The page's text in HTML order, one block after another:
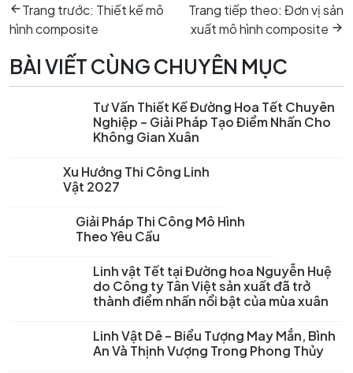
hướng
bài
viết
Trang trước: Previous
post:
Thiết kế mô
hình composite
Trang tiếp theo: Next
post:
Đơn vị sản
xuất mô hình composite
BÀI VIẾT CÙNG CHUYÊN MỤC
Tư Vấn Thiết Kế Đường Hoa Tết Chuyên
Nghiệp – Giải Pháp Tạo Điểm Nhấn Cho
Không Gian Xuân
Xu Hướng Thi Công Linh
Vật 2027
Giải Pháp Thi Công Mô Hình
Theo Yêu Cầu
Linh vật Tết tại Đường hoa Nguyễn Huệ
do Công ty Tân Việt sản xuất đã trở
thành điểm nhấn nổi bật của mùa xuân
Linh Vật Dê – Biểu Tượng May Mắn, Bình
An Và Thịnh Vượng Trong Phong Thủy